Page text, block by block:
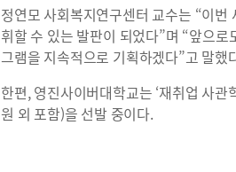
정연모 사회복지연구센터 교수는 “이
휘할 수 있는 발판이 되었다”며 “앞으
그램을 지속적으로 기획하겠다”고 말했
한편, 영진사이버대학교는 ‘재취업 사
원 외 포함)을 선발 중이다.